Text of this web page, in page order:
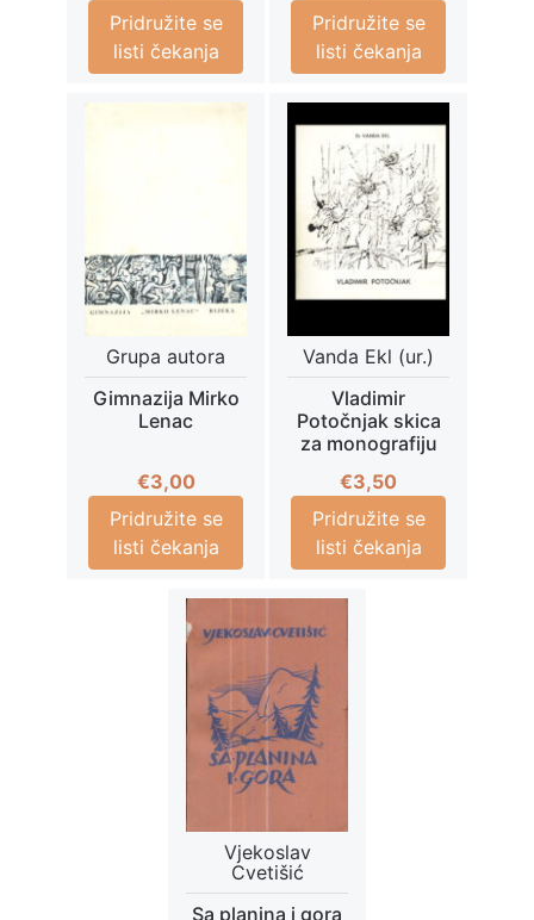
Pridružite se
listi čekanja
Pridružite se
listi čekanja
Grupa autora
Gimnazija Mirko
Lenac
€3,00
Pridružite se
listi čekanja
Vanda Ekl (ur.)
Vladimir
Potočnjak skica
za monografiju
€3,50
Pridružite se
listi čekanja
Vjekoslav
Cvetišić
Sa planina i gora